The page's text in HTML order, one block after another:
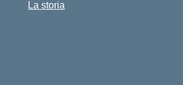
La storia